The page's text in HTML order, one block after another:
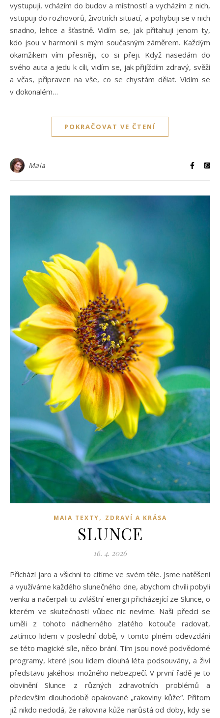
vystupuji, vcházím do budov a místností a vycházím z nich,
vstupuji do rozhovorů, životních situací, a pohybuji se v nich
snadno, lehce a šťastně. Vidím se, jak přitahuji jenom ty,
kdo jsou v harmonii s mým současným záměrem. Každým
okamžikem vím přesněji, co si přeji. Když nasedám do
svého auta a jedu k cíli, vidím se, jak přijíždím zdravý, svěží
a včas, připraven na vše, co se chystám dělat. Vidím se
v dokonalém…
POKRAČOVAT VE ČTENÍ
Maia
MAIA TEXTY, ZDRAVÍ A KRÁSA
SLUNCE
16. 4. 2026
Přichází jaro a všichni to cítíme ve svém těle. Jsme natěšeni
a využíváme každého slunečného dne, abychom chvíli pobyli
venku a načerpali tu zvláštní energii přicházející ze Slunce, o
kterém ve skutečnosti vůbec nic nevíme. Naši předci se
uměli z tohoto nádherného zlatého kotouče radovat,
zatímco lidem v poslední době, v tomto plném odevzdání
se této magické síle, něco brání. Tím jsou nové podvědomé
programy, které jsou lidem dlouhá léta podsouvány, a živí
představu jakéhosi možného nebezpečí. V první řadě je to
obvinění Slunce z různých zdravotních problémů a
především dlouhodobě opakované „rakoviny kůže“. Přitom
již nikdo nedodá, že rakovina kůže narůstá od doby, kdy se